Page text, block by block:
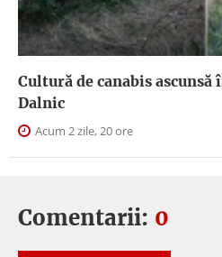
Cultură de canabis
Dalnic
Acum 2 zile, 20 ore
Comentarii: 0